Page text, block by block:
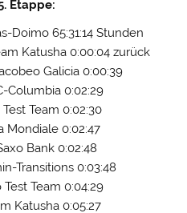
Etappe:
Doimo 65:31:14 Stunden
Katusha 0:00:04 zurück
Galicia 0:00:39
Columbia 0:02:29
Team 0:02:30
Mondiale 0:02:47
Bank 0:02:48
Transitions 0:03:48
Team 0:04:29
Katusha 0:05:27